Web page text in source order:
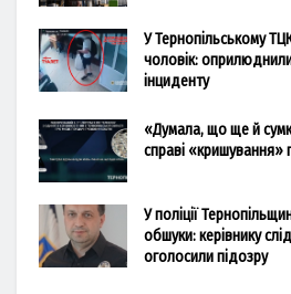
У Тернопільському
чоловік:
інциденту
«Думала, що ще й
справі «кришування»
У поліції
обшуки: керівнику
оголосили підозру